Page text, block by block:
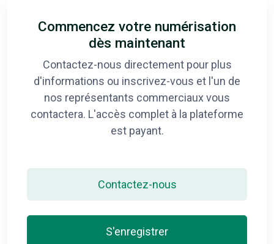
Commencez votre numérisation
dès maintenant
Contactez-nous directement pour plus
d'informations ou inscrivez-vous et l'un de
nos représentants commerciaux vous
contactera. L'accès complet à la plateforme
est payant.
Contactez-nous
S'enregistrer